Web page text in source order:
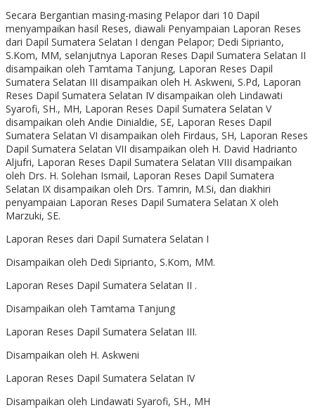
Secara Bergantian masing-masing Pelapor dari 10 Dapil
menyampaikan hasil Reses, diawali Penyampaian Laporan Reses
dari Dapil Sumatera Selatan I dengan Pelapor; Dedi Siprianto,
S.Kom, MM, selanjutnya Laporan Reses Dapil Sumatera Selatan II
disampaikan oleh Tamtama Tanjung, Laporan Reses Dapil
Sumatera Selatan III disampaikan oleh H. Askweni, S.Pd, Laporan
Reses Dapil Sumatera Selatan IV disampaikan oleh Lindawati
Syarofi, SH., MH, Laporan Reses Dapil Sumatera Selatan V
disampaikan oleh Andie Dinialdie, SE, Laporan Reses Dapil
Sumatera Selatan VI disampaikan oleh Firdaus, SH, Laporan Reses
Dapil Sumatera Selatan VII disampaikan oleh H. David Hadrianto
Aljufri, Laporan Reses Dapil Sumatera Selatan VIII disampaikan
oleh Drs. H. Solehan Ismail, Laporan Reses Dapil Sumatera
Selatan IX disampaikan oleh Drs. Tamrin, M.Si, dan diakhiri
penyampaian Laporan Reses Dapil Sumatera Selatan X oleh
Marzuki, SE.
Laporan Reses dari Dapil Sumatera Selatan I
Disampaikan oleh Dedi Siprianto, S.Kom, MM.
Laporan Reses Dapil Sumatera Selatan II .
Disampaikan oleh Tamtama Tanjung
Laporan Reses Dapil Sumatera Selatan III.
Disampaikan oleh H. Askweni
Laporan Reses Dapil Sumatera Selatan IV
Disampaikan oleh Lindawati Syarofi, SH., MH